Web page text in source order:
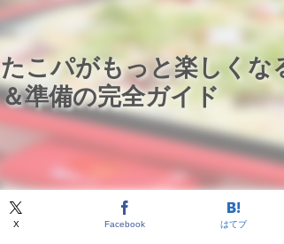
たこパがもっと楽しくな
＆準備の完全ガイド
X Facebook はてブ